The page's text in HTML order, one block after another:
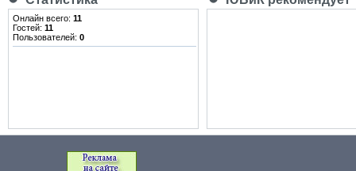
Онлайн всего: 11
Гостей: 11
Пользователей: 0